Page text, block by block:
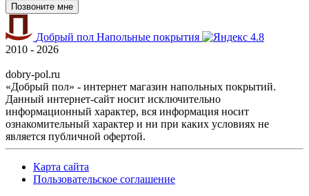
Позвоните мне
Добрый пол Напольные покрытия
4.8
2010 - 2026
dobry-pol.ru
«Добрый пол» - интернет магазин напольных покрытий.
Данный интернет-сайт носит исключительно
информационный характер, вся информация носит
ознакомительный характер и ни при каких условиях не
является публичной офертой.
Карта сайта
Пользовательское соглашение